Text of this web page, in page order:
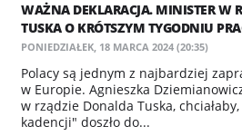
WAŻNA DEKLARACJA. MINISTER W
TUSKA O KRÓTSZYM TYGODNIU
PONIEDZIAŁEK, 18 MARCA 2024 (20:35)
Polacy są jednym z najbardziej
w Europie. Agnieszka
w rządzie Donalda Tuska,
kadencji" doszło do...